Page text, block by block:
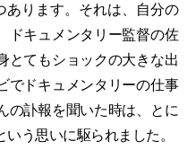
ります。それは、自分の
ドキュメンタリー監督の佐
とてもショックの大きな出
でドキュメンタリーの仕事
の訃報を聞いた時は、とに
う思いに駆られました。